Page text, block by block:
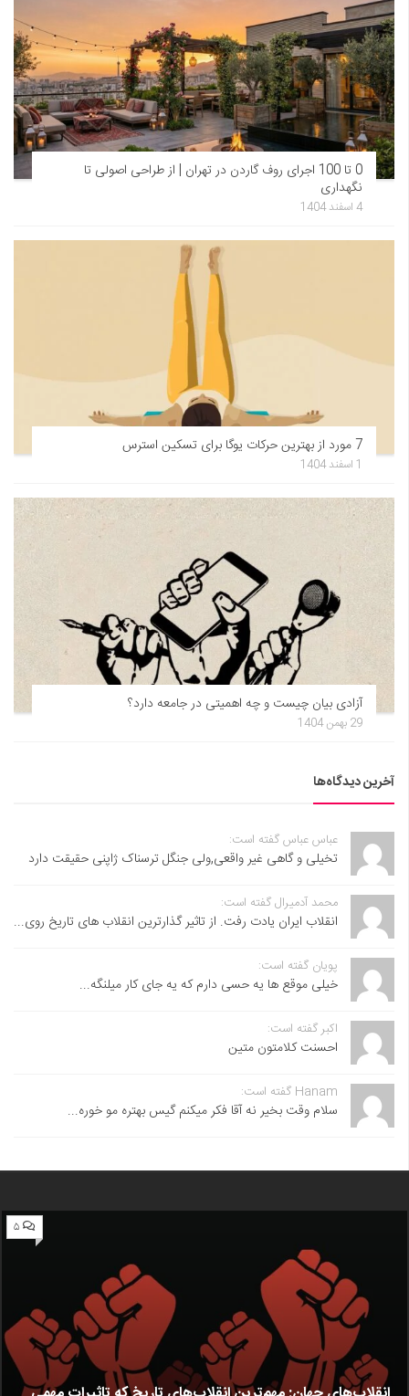
0 تا 100 اجرای روف گاردن در تهران | از طراحی اصولی تا
نگهداری
4 اسفند 1404
7 مورد از بهترین حرکات یوگا برای تسکین استرس
1 اسفند 1404
آزادی بیان چیست و چه اهمیتی در جامعه دارد؟
29 بهمن 1404
آخرین دیدگاه‌ها
عباس عباس گفته است:
تخیلی و گاهی غیر واقعی,ولی جنگل ترسناک ژاپنی حقیقت دارد
محمد آدمیرال گفته است:
انقلاب ایران یادت رفت. از تاثیر گذارترین انقلاب های تاریخ روی...
پویان گفته است:
خیلی موقع ها یه حسی دارم که یه جای کار میلنگه...
اکبر گفته است:
احسنت ‌کلامتون متین
Hanam گفته است:
سلام وقت بخیر نه آقا فکر میکنم گیس بهتره مو خوره...
۵